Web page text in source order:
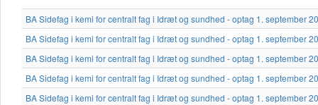
BA Sidefag i kemi for centralt fag i Idræt og sundhed - optag 1. september
BA Sidefag i kemi for centralt fag i Idræt og sundhed - optag 1. september
BA Sidefag i kemi for centralt fag i Idræt og sundhed - optag 1. september
BA Sidefag i kemi for centralt fag i Idræt og sundhed - optag 1. september
BA Sidefag i kemi for centralt fag i Idræt og sundhed - optag 1. september